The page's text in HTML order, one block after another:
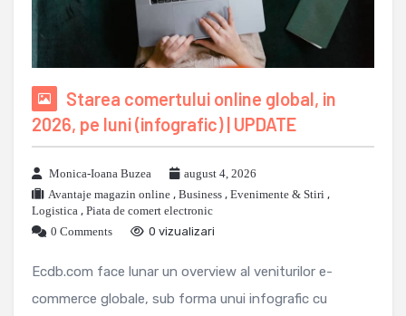
Starea comertului online global, in
2026, pe luni (infografic) | UPDATE
Monica-Ioana Buzea
august 4, 2026
Avantaje magazin online , Business , Evenimente & Stiri ,
Logistica , Piata de comert electronic
0 Comments
0 vizualizari
Ecdb.com face lunar un overview al veniturilor e-
commerce globale, sub forma unui infografic cu